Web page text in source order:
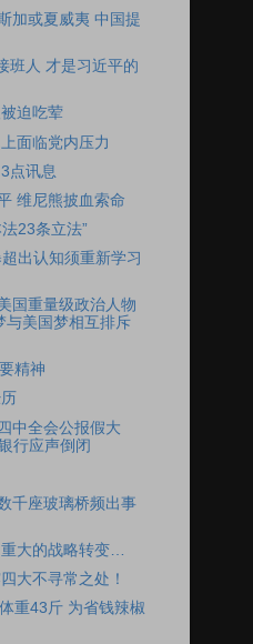
加或夏威夷 中国提
班人 才是习近平的
迫吃荤
面临党内压力
点讯息
维尼熊披血索命
23条立法”
出认知须重新学习
国重量级政治人物
与美国梦相互排斥
精神
中全会公报假大
行应声倒闭
千座玻璃桥频出事
大的战略转变…
大不寻常之处！
重43斤 为省钱辣椒